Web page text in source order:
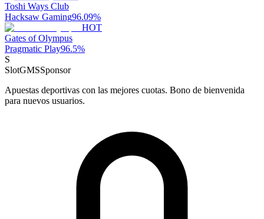
Toshi Ways Club
Hacksaw Gaming96.09%
HOT
Gates of Olympus
Pragmatic Play96.5%
S
SlotGMSSponsor
Apuestas deportivas con las mejores cuotas. Bono de bienvenida
para nuevos usuarios.